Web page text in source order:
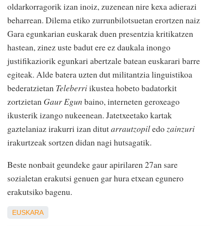
oldarkorragorik izan inoiz, zuzenean nire kexa adierazi
beharrean. Dilema etiko zurrunbilotsuetan erortzen naiz
Gara egunkarian euskarak duen presentzia kritikatzen
hastean, zinez uste badut ere ez daukala inongo
justifikaziorik egunkari abertzale batean euskarari barre
egiteak. Alde batera uzten dut militantzia linguistikoa
bederatzietan Teleberriikustea hobeto badatorkit
zortzietan Gaur Egun baino, interneten geroxeago
ikusterik izango nukeenean. Jatetxeetako kartak
gaztelaniaz irakurri izan ditutarrautzopiledozainzuri
irakurtzeak sortzen didan nagi hutsagatik.
Beste nonbait geundeke gaur apirilaren 27an sare
sozialetan erakutsi genuen gar hura etxean egunero
erakutsiko bagenu.
EUSKARA